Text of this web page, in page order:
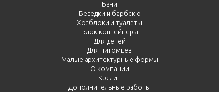
Бани
Беседки и барбекю
Хозблоки и туалеты
Блок контейнеры
Для детей
Для питомцев
Малые архитектурные формы
О компании
Кредит
Дополнительные работы